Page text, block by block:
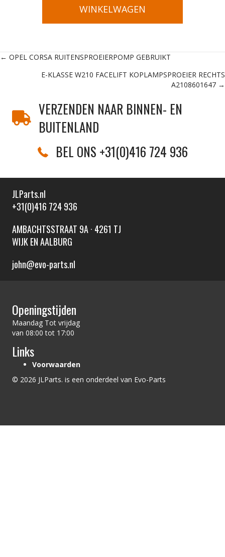
WINKELWAGEN
Posts
navigation
← OPEL CORSA RUITENSPROEIERPOMP GEBRUIKT
E-KLASSE W210 FACELIFT KOPLAMPSPROEIER RECHTS
A2108601647 →
VERZENDEN NAAR BINNEN- EN
BUITENLAND
BEL ONS +31(0)416 724 936
JLParts.nl
+31(0)416 724 936
AMBACHTSSTRAAT 9A · 4261 TJ
WIJK EN AALBURG
john@evo-parts.nl
Openingstijden
Maandag Tot vrijdag
van 08:00 tot 17:00
Links
Voorwaarden
© 2026 JLParts. is een onderdeel van Evo-Parts